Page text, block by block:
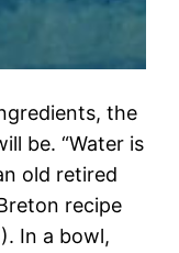
the
be. “Water is
old retired
recipe
In a bowl,